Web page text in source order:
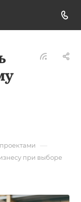
—
при выборе